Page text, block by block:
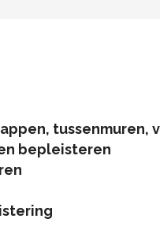
tussenmuren,
bepleisteren